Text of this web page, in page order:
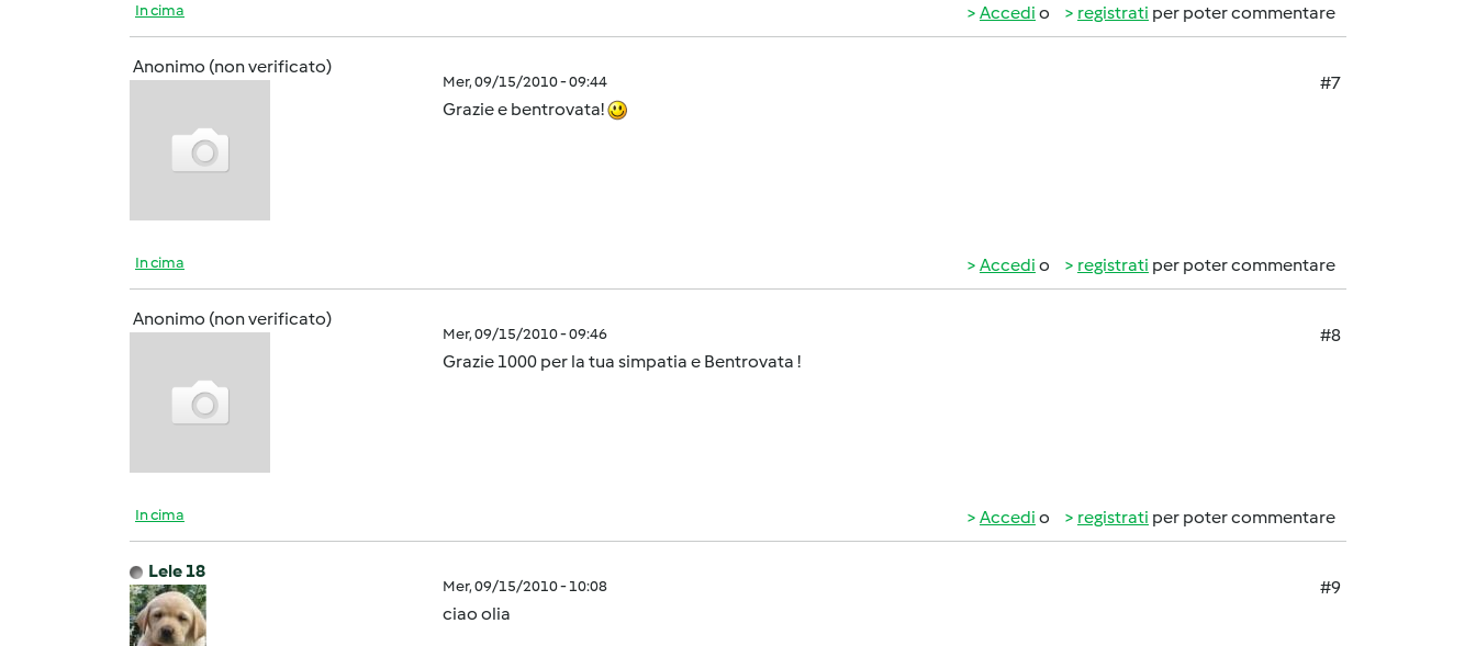
In cima Accedi o registrati per poter commentare
Anonimo (non verificato)
Mer, 09/15/2010 - 09:44
#7
Grazie e bentrovata!
In cima Accedi o registrati per poter commentare
Anonimo (non verificato)
Mer, 09/15/2010 - 09:46
#8
Grazie 1000 per la tua simpatia e Bentrovata !
In cima Accedi o registrati per poter commentare
Lele 18
Mer, 09/15/2010 - 10:08
#9
ciao olia